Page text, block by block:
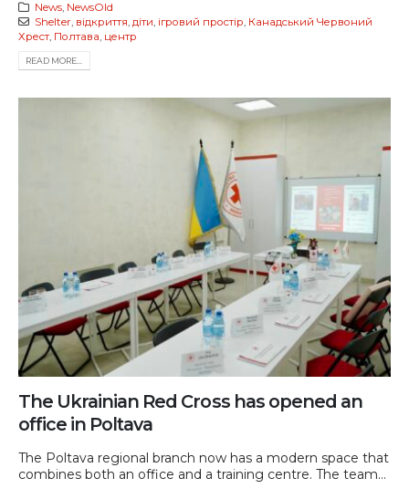
News, NewsOld
Shelter, відкриття, діти, ігровий простір, Канадський Червоний
Хрест, Полтава, центр
READ MORE...
The Ukrainian Red Cross has opened an
office in Poltava
The Poltava regional branch now has a modern space that
combines both an office and a training centre. The team...